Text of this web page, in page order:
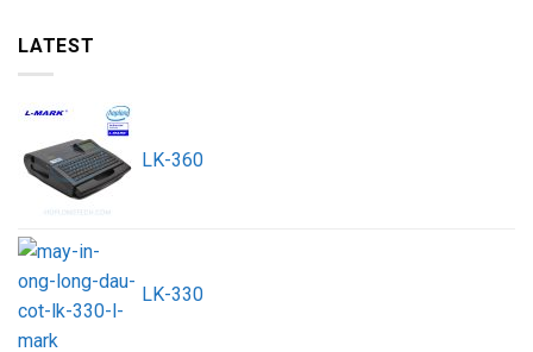
LATEST
LK-360
LK-330